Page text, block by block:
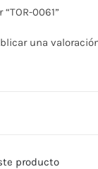
0061”
una
producto